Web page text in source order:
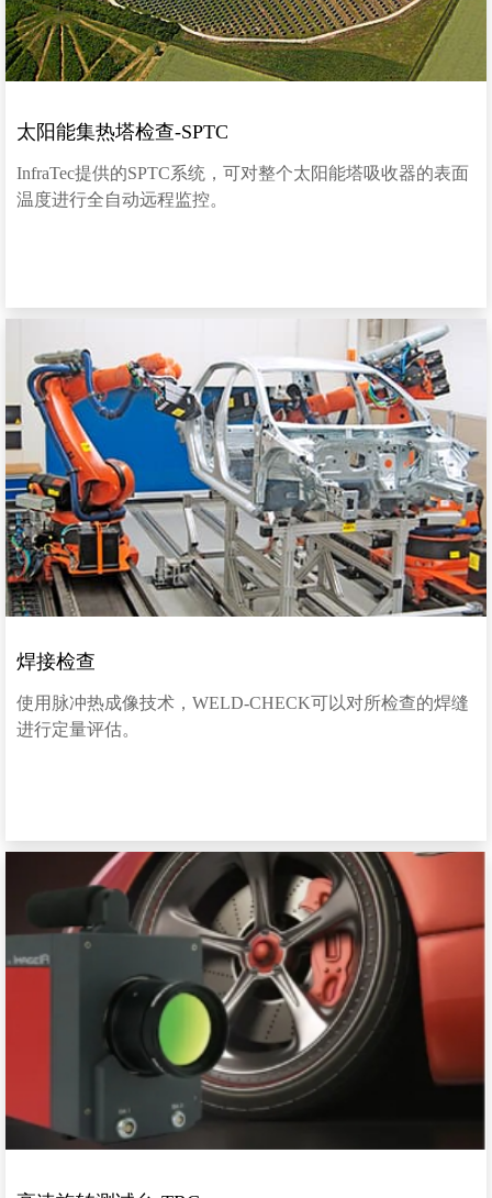
太阳能集热塔检查-SPTC
InfraTec提供的SPTC系统，可对整个太阳能塔吸收器的表面
温度进行全自动远程监控。
焊接检查
使用脉冲热成像技术，WELD-CHECK可以对所检查的焊缝
进行定量评估。